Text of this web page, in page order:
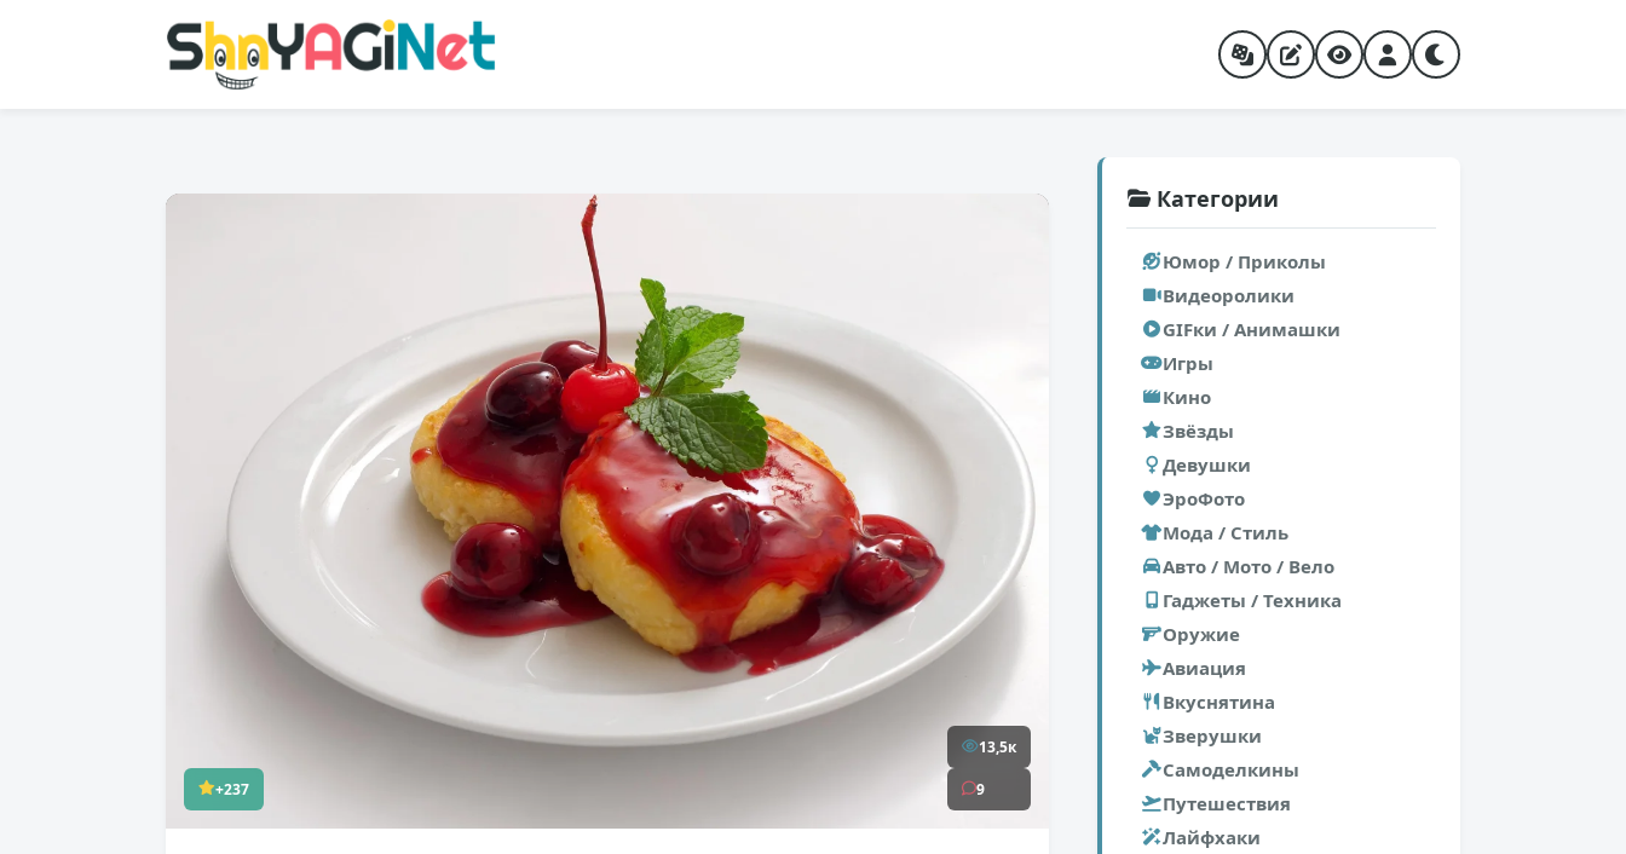
+237
13,5к
9
Категории
Юмор / Приколы
Видеоролики
GIFки / Анимашки
Игры
Кино
Звёзды
Девушки
ЭроФото
Мода / Стиль
Авто / Мото / Вело
Гаджеты / Техника
Оружие
Авиация
Вкуснятина
Зверушки
Самоделкины
Путешествия
Лайфхаки